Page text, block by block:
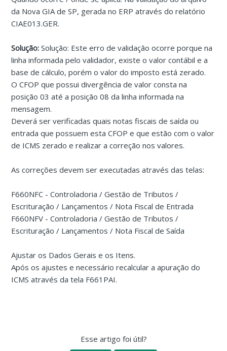
da Nova GIA de SP, gerada no ERP através do relatório
CIAE013.GER.
Solução:Solução: Este erro de validação ocorre porque na
linha informada pelo validador, existe o valor contábil e a
base de cálculo, porém o valor do imposto está zerado.
O CFOP que possui divergência de valor consta na
posição 03 até a posição 08 da linha informada na
mensagem.
Deverá ser verificadas quais notas fiscais de saída ou
entrada que possuem esta CFOP e que estão com o valor
de ICMS zerado e realizar a correção nos valores.
As correções devem ser executadas através das telas:
F660NFC - Controladoria / Gestão de Tributos /
Escrituração / Lançamentos / Nota Fiscal de Entrada
F660NFV - Controladoria / Gestão de Tributos /
Escrituração / Lançamentos / Nota Fiscal de Saída
Ajustar os Dados Gerais e os Itens.
Após os ajustes e necessário recalcular a apuração do
ICMS através da tela F661PAI.
Esse artigo foi útil?